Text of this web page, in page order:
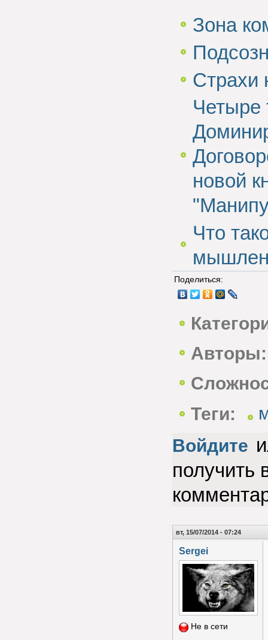
Зона
Страхи
Четыре
новой
Что
Поделиться:
Авторы:
Теги:
Войдите
получить
вт, 15/07/2014 - 07:24
Sergei
Не в сети